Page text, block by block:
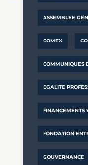
ASSEMBLEE
COMEX
COMMUNIQUES
EGALITE
FINANCEMENTS
FONDATION
GOUVERNANCE